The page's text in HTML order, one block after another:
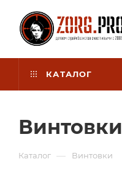
КАТАЛОГ
Винтовки
Каталог — Винтовки